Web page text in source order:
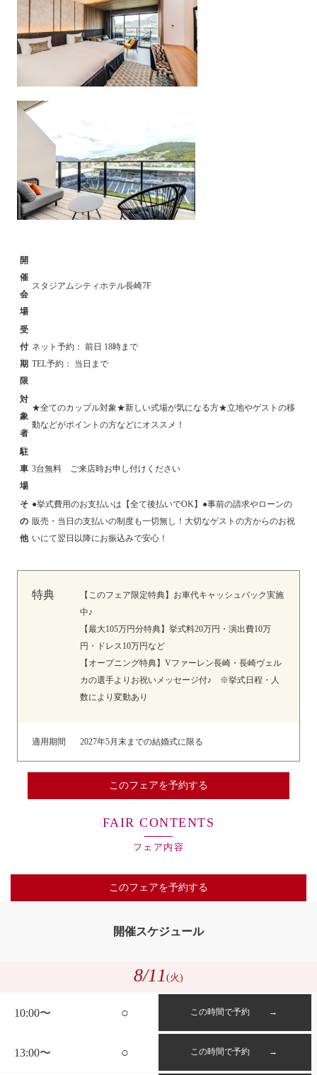
開
催
会
場
スタジアムシティホテル長崎7F
受
付
期
限
ネット予約： 前日 18時まで
TEL予約： 当日まで
対
象
者
★全てのカップル対象★新しい式場が気になる方★立地やゲストの移
動などがポイントの方などにオススメ！
駐
車
場
3台無料 ご来店時お申し付けください
そ
の
他
●挙式費用のお支払いは【全て後払いでOK】●事前の請求やローンの
販売・当日の支払いの制度も一切無し！大切なゲストの方からのお祝
いにて翌日以降にお振込みで安心！
特典
【このフェア限定特典】お車代キャッシュバック実施
中♪
【最大105万円分特典】挙式料20万円・演出費10万
円・ドレス10万円など
【オープニング特典】Vファーレン長崎・長崎ヴェル
カの選手よりお祝いメッセージ付♪ ※挙式日程・人
数により変動あり
適用期間 2027年5月末までの結婚式に限る
このフェアを予約する
FAIR CONTENTS
フェア内容
このフェアを予約する
開催スケジュール
8/11 (火)
10:00〜 ○ この時間で予約 →
13:00〜 ○ この時間で予約 →